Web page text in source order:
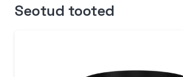
Seotud tooted